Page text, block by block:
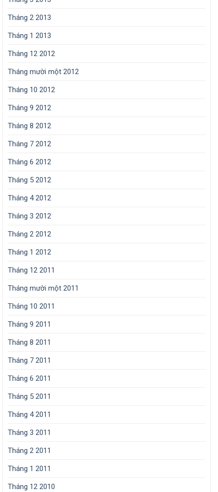
Tháng 2 2013
Tháng 1 2013
Tháng 12 2012
Tháng mười một 2012
Tháng 10 2012
Tháng 9 2012
Tháng 8 2012
Tháng 7 2012
Tháng 6 2012
Tháng 5 2012
Tháng 4 2012
Tháng 3 2012
Tháng 2 2012
Tháng 1 2012
Tháng 12 2011
Tháng mười một 2011
Tháng 10 2011
Tháng 9 2011
Tháng 8 2011
Tháng 7 2011
Tháng 6 2011
Tháng 5 2011
Tháng 4 2011
Tháng 3 2011
Tháng 2 2011
Tháng 1 2011
Tháng 12 2010